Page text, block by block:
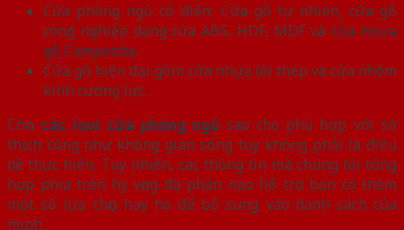
Cửa phòng ngủ cổ điển: Cửa gỗ tự nhiên, cửa gỗ
công nghiệp dạng cửa ABS, HDF, MDF vàcửa nhựa
gỗ Composite.
Cửa gỗ hiện đại gồm cửa nhựa lõi thép và cửa nhôm
kính cường lực.
Chọn các loại cửa phòng ngủ sao cho phù hợp với sở
thích cũng như không gian sống tuy không phải là điều
dễ thực hiện. Tuy nhiên, các thông tin mà chúng tôi tổng
hợp phía trên hy vọng đã phần nào hỗ trợ bạn có thêm
một số lựa chọn hay ho để bổ sung vào danh sách của
mình.